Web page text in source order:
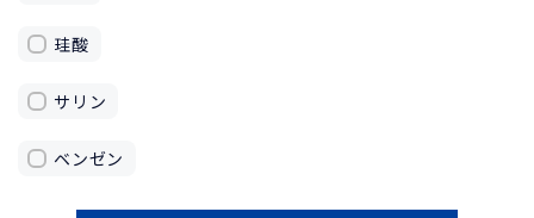
珪酸
サリン
ベンゼン